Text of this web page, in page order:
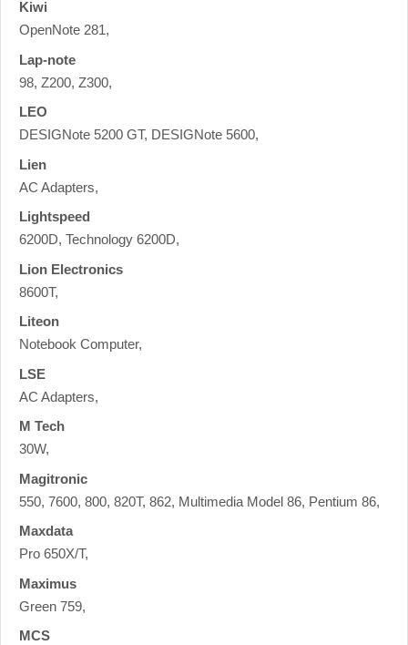
Kiwi
OpenNote 281,
Lap-note
98, Z200, Z300,
LEO
DESIGNote 5200 GT, DESIGNote 5600,
Lien
AC Adapters,
Lightspeed
6200D, Technology 6200D,
Lion Electronics
8600T,
Liteon
Notebook Computer,
LSE
AC Adapters,
M Tech
30W,
Magitronic
550, 7600, 800, 820T, 862, Multimedia Model 86, Pentium 86,
Maxdata
Pro 650X/T,
Maximus
Green 759,
MCS